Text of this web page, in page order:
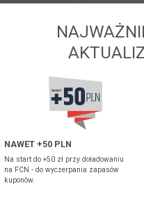
NAWET +50 PLN
Na start do +50 zł przy doładowaniu
na FCN - do wyczerpania zapasów
kuponów.